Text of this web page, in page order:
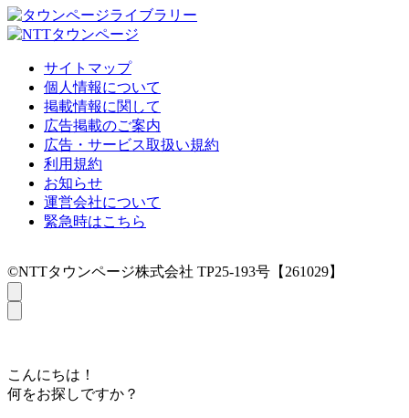
サイトマップ
個人情報について
掲載情報に関して
広告掲載のご案内
広告・サービス取扱い規約
利用規約
お知らせ
運営会社について
緊急時はこちら
©NTTタウンページ株式会社 TP25-193号【261029】
こんにちは！
何をお探しですか？